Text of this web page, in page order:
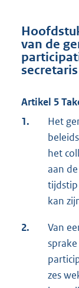
van de
secretaris
Artikel 5
1.
Het
het
aan
tijdstip
kan
2.
Van
zes